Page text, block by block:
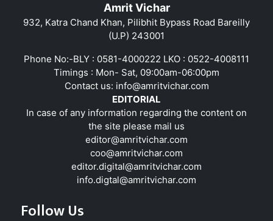
Amrit Vichar
932, Katra Chand Khan, Pilibhit Bypass Road Bareilly
(U.P) 243001
Phone No:-BLY : 0581-4000222 LKO : 0522-4008111
Timings : Mon- Sat, 09:00am-06:00pm
Contact us: info@amritvichar.com
EDITORIAL
In case of any information regarding the content on
the site please mail us
editor@amritvichar.com
coo@amritvichar.com
editor.digital@amritvichar.com
info.digtal@amritvichar.com
Follow Us